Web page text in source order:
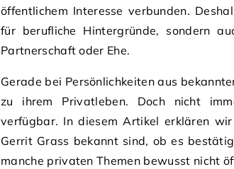
öffentlichem Interesse verbunden.
für berufliche Hintergründe, sondern
Partnerschaft oder Ehe.
Gerade bei Persönlichkeiten aus
zu ihrem Privatleben. Doch nicht
verfügbar. In diesem Artikel erklären
Gerrit Grass bekannt sind, ob es
manche privaten Themen bewusst nicht